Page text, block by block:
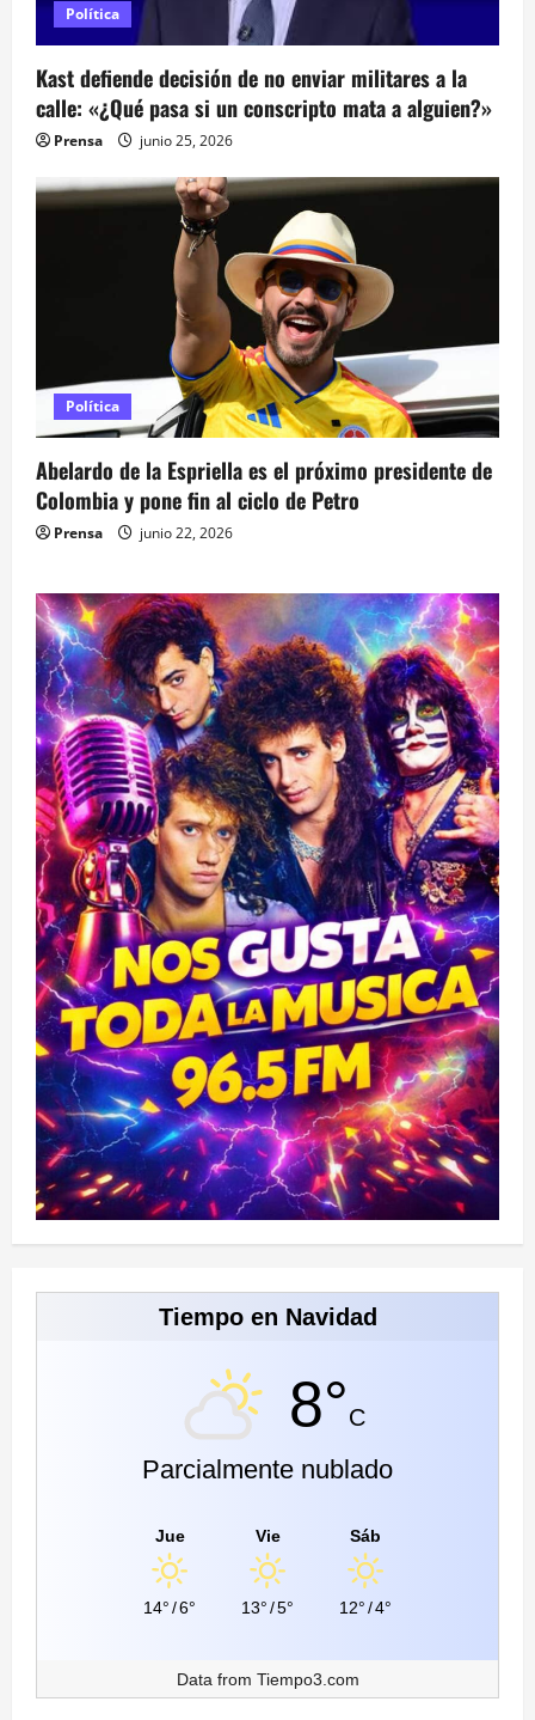
Política
Kast defiende decisión de no enviar militares a la
calle: «¿Qué pasa si un conscripto mata a alguien?»
Prensa junio 25, 2026
Política
Abelardo de la Espriella es el próximo presidente de
Colombia y pone fin al ciclo de Petro
Prensa junio 22, 2026
Tiempo en Navidad
8°C
Parcialmente nublado
Jue
14°/6°
Vie
13°/5°
Sáb
12°/4°
Data from Tiempo3.com